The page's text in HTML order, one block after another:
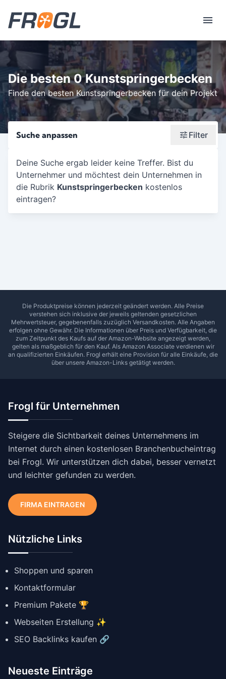
Die besten 0 Kunstspringerbecken
Finde den besten Kunstspringerbecken für dein Projekt
Suche anpassen Filter
Wonach suchst du?
Stadt oder Postleitzahl
Deine Suche ergab leider keine Treffer. Bist du
Unternehmer und möchtest dein Unternehmen in
die Rubrik Kunstspringerbecken kostenlos
eintragen?
Die Produktpreise können jederzeit geändert werden. Alle Preise
verstehen sich inklusive der jeweils geltenden gesetzlichen
Mehrwertsteuer, gegebenenfalls zuzüglich Versandkosten. Alle Angaben
erfolgen ohne Gewähr. Die Informationen über Preis und Verfügbarkeit, die
zum Zeitpunkt des Kaufs auf der Amazon-Website angezeigt werden,
gelten als maßgeblich für den Kauf. Als Amazon Associate verdienen wir
an qualifizierten Einkäufen. Frogl erhält eine Provision für alle Einkäufe, die
über unsere Amazon-Links getätigt werden.
Frogl für Unternehmen
Steigere die Sichtbarkeit deines Unternehmens im
Internet durch einen kostenlosen Branchenbucheintrag
bei Frogl. Wir unterstützen dich dabei, besser vernetzt
und leichter gefunden zu werden.
FIRMA EINTRAGEN
Nützliche Links
Shoppen und sparen
Kontaktformular
Premium Pakete 🏆
Webseiten Erstellung ✨
SEO Backlinks kaufen 🔗
Neueste Einträge